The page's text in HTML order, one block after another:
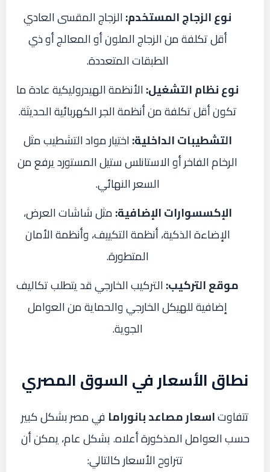
نوع الزجاج المستخدم:الزجاج المقسى العادي
أقل تكلفة من الزجاج الملون أو المعالج أو ذي
الطبقات المتعددة.
نوع نظام التشغيل:الأنظمة الهيدروليكية عادة ما
تكون أقل تكلفة من أنظمة الجر الكهربائية الحديثة.
التشطيبات الداخلية:اختيار مواد التشطيب مثل
الرخام الفاخر أو الاستانلس ستيل المستورد يرفع من
السعر النهائي.
الإكسسوارات الإضافية:مثل شاشات العرض،
الإضاءة الذكية، أنظمة التكييف، وأنظمة الأمان
المتطورة.
موقع التركيب:التركيب الخارجي قد يتطلب تكاليف
إضافية للهيكل الخارجي والحماية من العوامل
الجوية.
نطاق الأسعار في السوق المصري
تتفاوتاسعار مصاعد بانوراما في مصر بشكل كبير
حسب العوامل المذكورة أعلاه. بشكل عام، يمكن أن
تتراوح الأسعار كالتالي: